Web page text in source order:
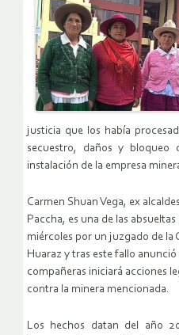
justicia que los había
secuestro, daños y bloqueo
instalación de la empresa
Carmen Shuan Vega, ex
Paccha, es una de las
miércoles por un juzgado de la
Huaraz y tras este fallo
compañeras iniciará acciones
contra la minera mencionada.
Los hechos datan del año